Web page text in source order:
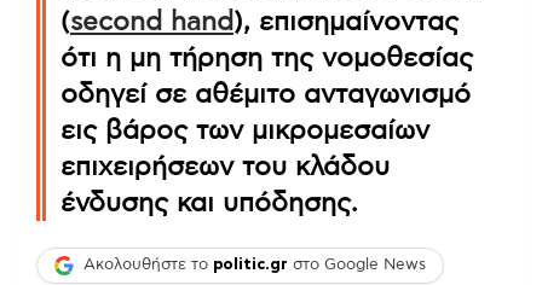
(second hand), επισημαίνοντας
ότι η μη τήρηση της νομοθεσίας
οδηγεί σε αθέμιτο ανταγωνισμό
εις βάρος των μικρομεσαίων
επιχειρήσεων του κλάδου
ένδυσης και υπόδησης.
Ακολουθήστε το politic.gr στο Google News